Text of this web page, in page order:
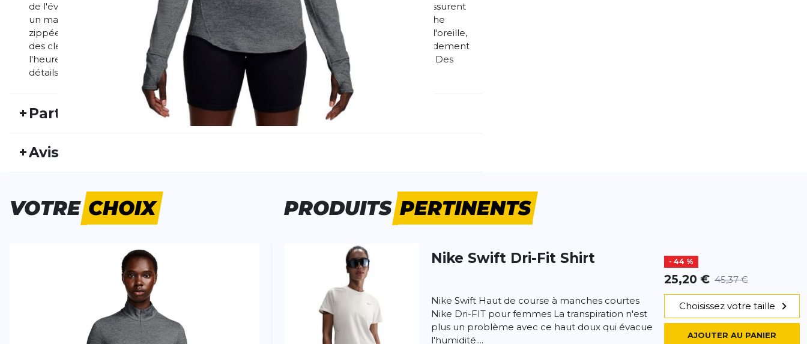
de l'évaporer plus rapidement, pour un confort au sec. Les ouvertures pour les pouces assurent
un maintien optimal et empêchent les manches de glisser lors des mouvements. La poche
zippée sur la couture latérale permet de ranger de petits objets comme des bouchons d'oreille,
des clés ou des cartes. Les fenêtres de l'horloge sur les manches permettent de voir rapidement
l'heure sans avoir à retrousser les manches. Moins de coutures réduisent les frottements. Des
détails réfléchissants réagissent à la lumière.
+ Particularités
Genre:
+Avis
Personne n'a évalué ce produit.
ÉCRIS UN AVIS
Swift Dri-Fit UV-Laufoberteil
Titre de votre avis
VOTRECHOIX PRODUITSPERTINENTS
Nike Swift Dri-Fit Shirt - 44 %
25,20 € 45,37 €
Nike Swift Haut de course à manches courtes
Nike Dri-FIT pour femmes La transpiration n'est
plus un problème avec ce haut doux qui évacue
l'humidité....
Choisissez votre taille
AJOUTER AU PANIER